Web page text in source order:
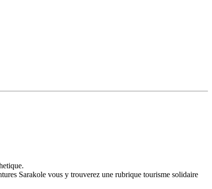
Sarakole vous y trouverez une rubrique tourisme solidaire